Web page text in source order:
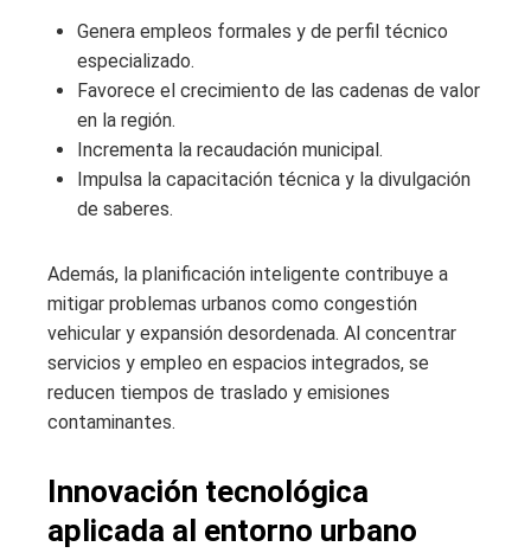
Genera empleos formales y de perfil técnico
especializado.
Favorece el crecimiento de las cadenas de valor
en la región.
Incrementa la recaudación municipal.
Impulsa la capacitación técnica y la divulgación
de saberes.
Además, la planificación inteligente contribuye a
mitigar problemas urbanos como congestión
vehicular y expansión desordenada. Al concentrar
servicios y empleo en espacios integrados, se
reducen tiempos de traslado y emisiones
contaminantes.
Innovación tecnológica
aplicada al entorno urbano